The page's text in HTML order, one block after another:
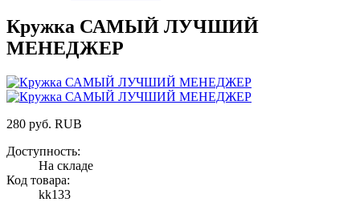
Кружка САМЫЙ ЛУЧШИЙ
МЕНЕДЖЕР
280 руб. RUB
Доступность:
На складе
Код товара:
kk133